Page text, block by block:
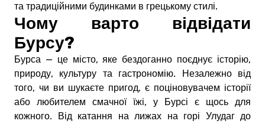
та традиційними будинками в грецькому стилі.
Чому варто відвідати
Бурсу?
Бурса — це місто, яке бездоганно поєднує історію,
природу, культуру та гастрономію. Незалежно від
того, чи ви шукаєте пригод, є поціновувачем історії
або любителем смачної їжі, у Бурсі є щось для
кожного. Від катання на лижах на горі Улудаг до